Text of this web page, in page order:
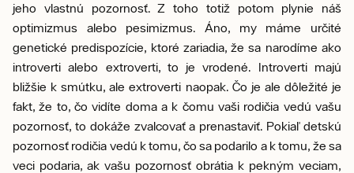
jeho vlastnú pozornosť. Z toho totiž potom plynie náš
optimizmus alebo pesimizmus. Áno, my máme určité
genetické predispozície, ktoré zariadia, že sa narodíme ako
introverti alebo extroverti, to je vrodené. Introverti majú
bližšie k smútku, ale extroverti naopak. Čo je ale dôležité je
fakt, že to, čo vidíte doma a k čomu vaši rodičia vedú vašu
pozornosť, to dokáže zvalcovať a prenastaviť. Pokiaľ detskú
pozornosť rodičia vedú k tomu, čo sa podarilo a k tomu, že sa
veci podaria, ak vašu pozornosť obrátia k pekným veciam,